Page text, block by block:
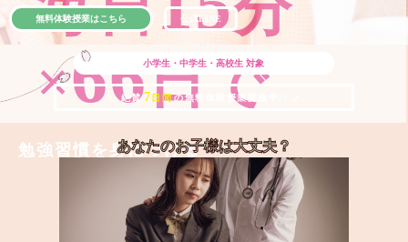
×66日で
勉強習慣を身につける
小学生・中学生・高校生 対象
＼ 絶賛 7 日間の無料体験授業実施中!! ／
無料体験授業はこちら 公式LINE
あなたのお子様は大丈夫？